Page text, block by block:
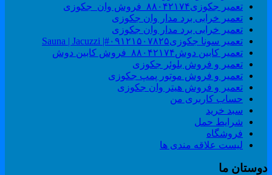
تعمیر جکوزی۸۸۰۴۲۱۷۴_فروش وان_جکوزی
تعمیر خرابی برد مدار وان جکوزی
تعمیر خرابی برد مدار وان جکوزی
تعمیر سونا جکوزی۰۹۱۲۱۵۰۷۸۲۵#| Sauna | Jacuzzi
تعمیر کابین دوش۸۸۰۴۲۱۷۴_فروش کابین دوش
تعمیر و فروش بلوئر جکوزی
تعمیر و فروش موتور پمپ جکوزی
تعمیر و فروش هیتر وان جکوزی
حساب کاربری من
سبد خرید
شرایط حمل
فروشگاه
لیست علاقه مندی ها
ما